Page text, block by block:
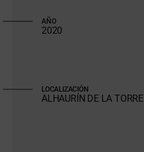
AÑO
2020
LOCALIZACIÓN
ALHAURÍN DE LA TORRE